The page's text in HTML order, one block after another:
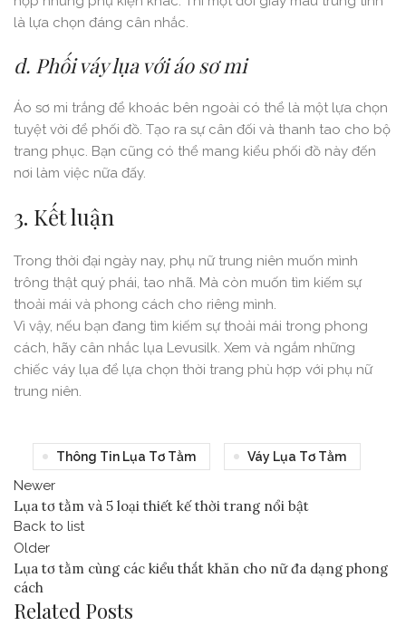
là lựa chọn đáng cân nhắc.
d. Phối váy lụa với áo sơ mi
Áo sơ mi trắng để khoác bên ngoài có thể là một lựa chọn
tuyệt vời để phối đồ. Tạo ra sự cân đối và thanh tao cho bộ
trang phục. Bạn cũng có thể mang kiểu phối đồ này đến
nơi làm việc nữa đấy.
3. Kết luận
Trong thời đại ngày nay, phụ nữ trung niên muốn mình
trông thật quý phái, tao nhã. Mà còn muốn tìm kiếm sự
thoải mái và phong cách cho riêng mình.
Vì vậy, nếu bạn đang tìm kiếm sự thoải mái trong phong
cách, hãy cân nhắc lụa Levusilk. Xem và ngắm những
chiếc váy lụa để lựa chọn thời trang phù hợp với phụ nữ
trung niên.
Thông Tin Lụa Tơ Tằm Váy Lụa Tơ Tằm
Newer
Lụa tơ tằm và 5 loại thiết kế thời trang nổi bật
Back to list
Older
Lụa tơ tằm cùng các kiểu thắt khăn cho nữ đa dạng phong
cách
Related Posts